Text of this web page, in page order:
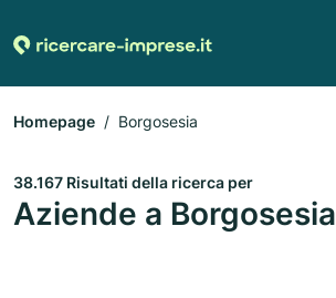
Homepage Borgosesia
38.167 Risultati della ricerca per
Aziende a Borgosesia